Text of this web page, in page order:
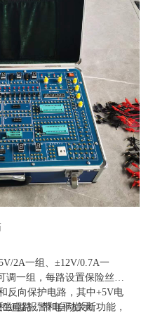
2A一组、±12V/0.7A一
一组，每路设置保险丝一
反向保护电路，其中+5V电
短路报警和自动关断功能，
电路，带电平指示。